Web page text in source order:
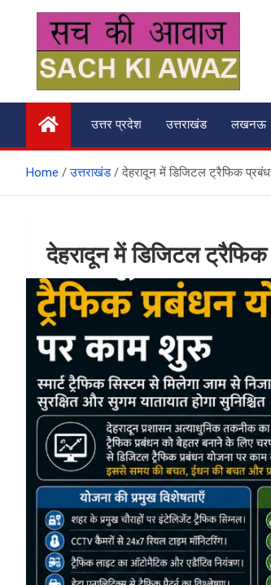
content
सच की आवाज
उत्तर प्रदेश उत्तराखंड लखनऊ
Home उत्तराखंड देहरादून में डिजिटल ट्रैफिक
देहरादून में डिजिटल